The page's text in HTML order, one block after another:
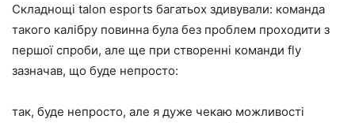
Складнощі talon esports багатьох здивували: команда
такого калібру повинна була без проблем проходити з
першої спроби, але ще при створенні команди fly
зазначав, що буде непросто:
так, буде непросто, але я дуже чекаю можливості